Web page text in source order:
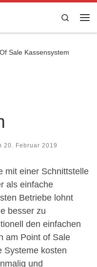
Search
Sale Kassensystem
20. Februar 2019
mit einer Schnittstelle
als einfache
Betriebe lohnt
besser zu
den einfachen
am Point of Sale
Systeme kosten
und